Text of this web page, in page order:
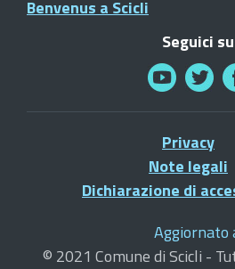
Benvenus a Scicli
Seguici
Privacy
Note legali
Dichiarazione di
Aggiornato
© 2021 Comune di Scicli -